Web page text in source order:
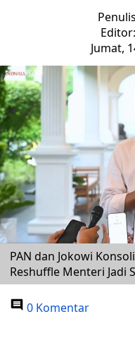
Jumat,
PAN dan Jokowi
Reshuffle Menteri Jadi
0 Komentar